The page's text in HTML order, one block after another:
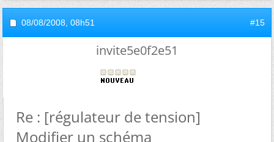
08/08/2008, 08h51 #15
invite5e0f2e51
Re : [régulateur de tension]
Modifier un schéma